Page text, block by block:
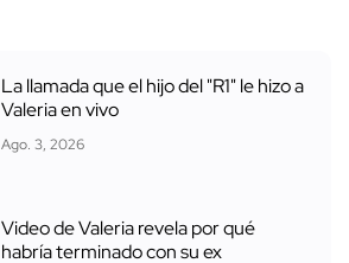
La llamada que el hijo del "R1" le hizo a
Valeria en vivo
Ago. 3, 2026
Video de Valeria revela por qué
habría terminado con su ex